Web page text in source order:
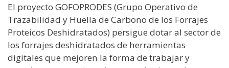
El proyecto GOFOPRODES (Grupo Operativo de
Trazabilidad y Huella de Carbono de los Forrajes
Proteicos Deshidratados) persigue dotar al sector de
los forrajes deshidratados de herramientas
digitales que mejoren la forma de trabajar y